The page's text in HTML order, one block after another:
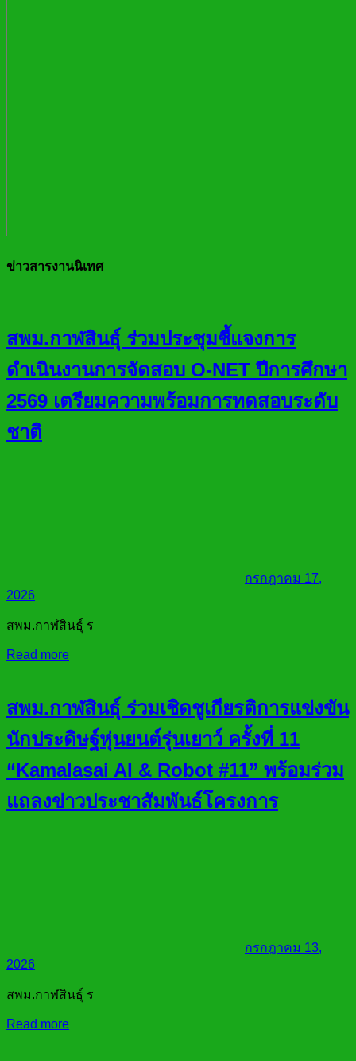
ข่าวสารงานนิเทศ
สพม.กาฬสินธุ์ ร่วมประชุมชี้แจงการ
ดำเนินงานการจัดสอบ O-NET ปีการศึกษา
2569 เตรียมความพร้อมการทดสอบระดับ
ชาติ
กรกฎาคม 17,
2026
สพม.กาฬสินธุ์ ร
Read more
สพม.กาฬสินธุ์ ร่วมเชิดชูเกียรติการแข่งขัน
นักประดิษฐ์หุ่นยนต์รุ่นเยาว์ ครั้งที่ 11
“Kamalasai AI & Robot #11” พร้อมร่วม
แถลงข่าวประชาสัมพันธ์โครงการ
กรกฎาคม 13,
2026
สพม.กาฬสินธุ์ ร
Read more